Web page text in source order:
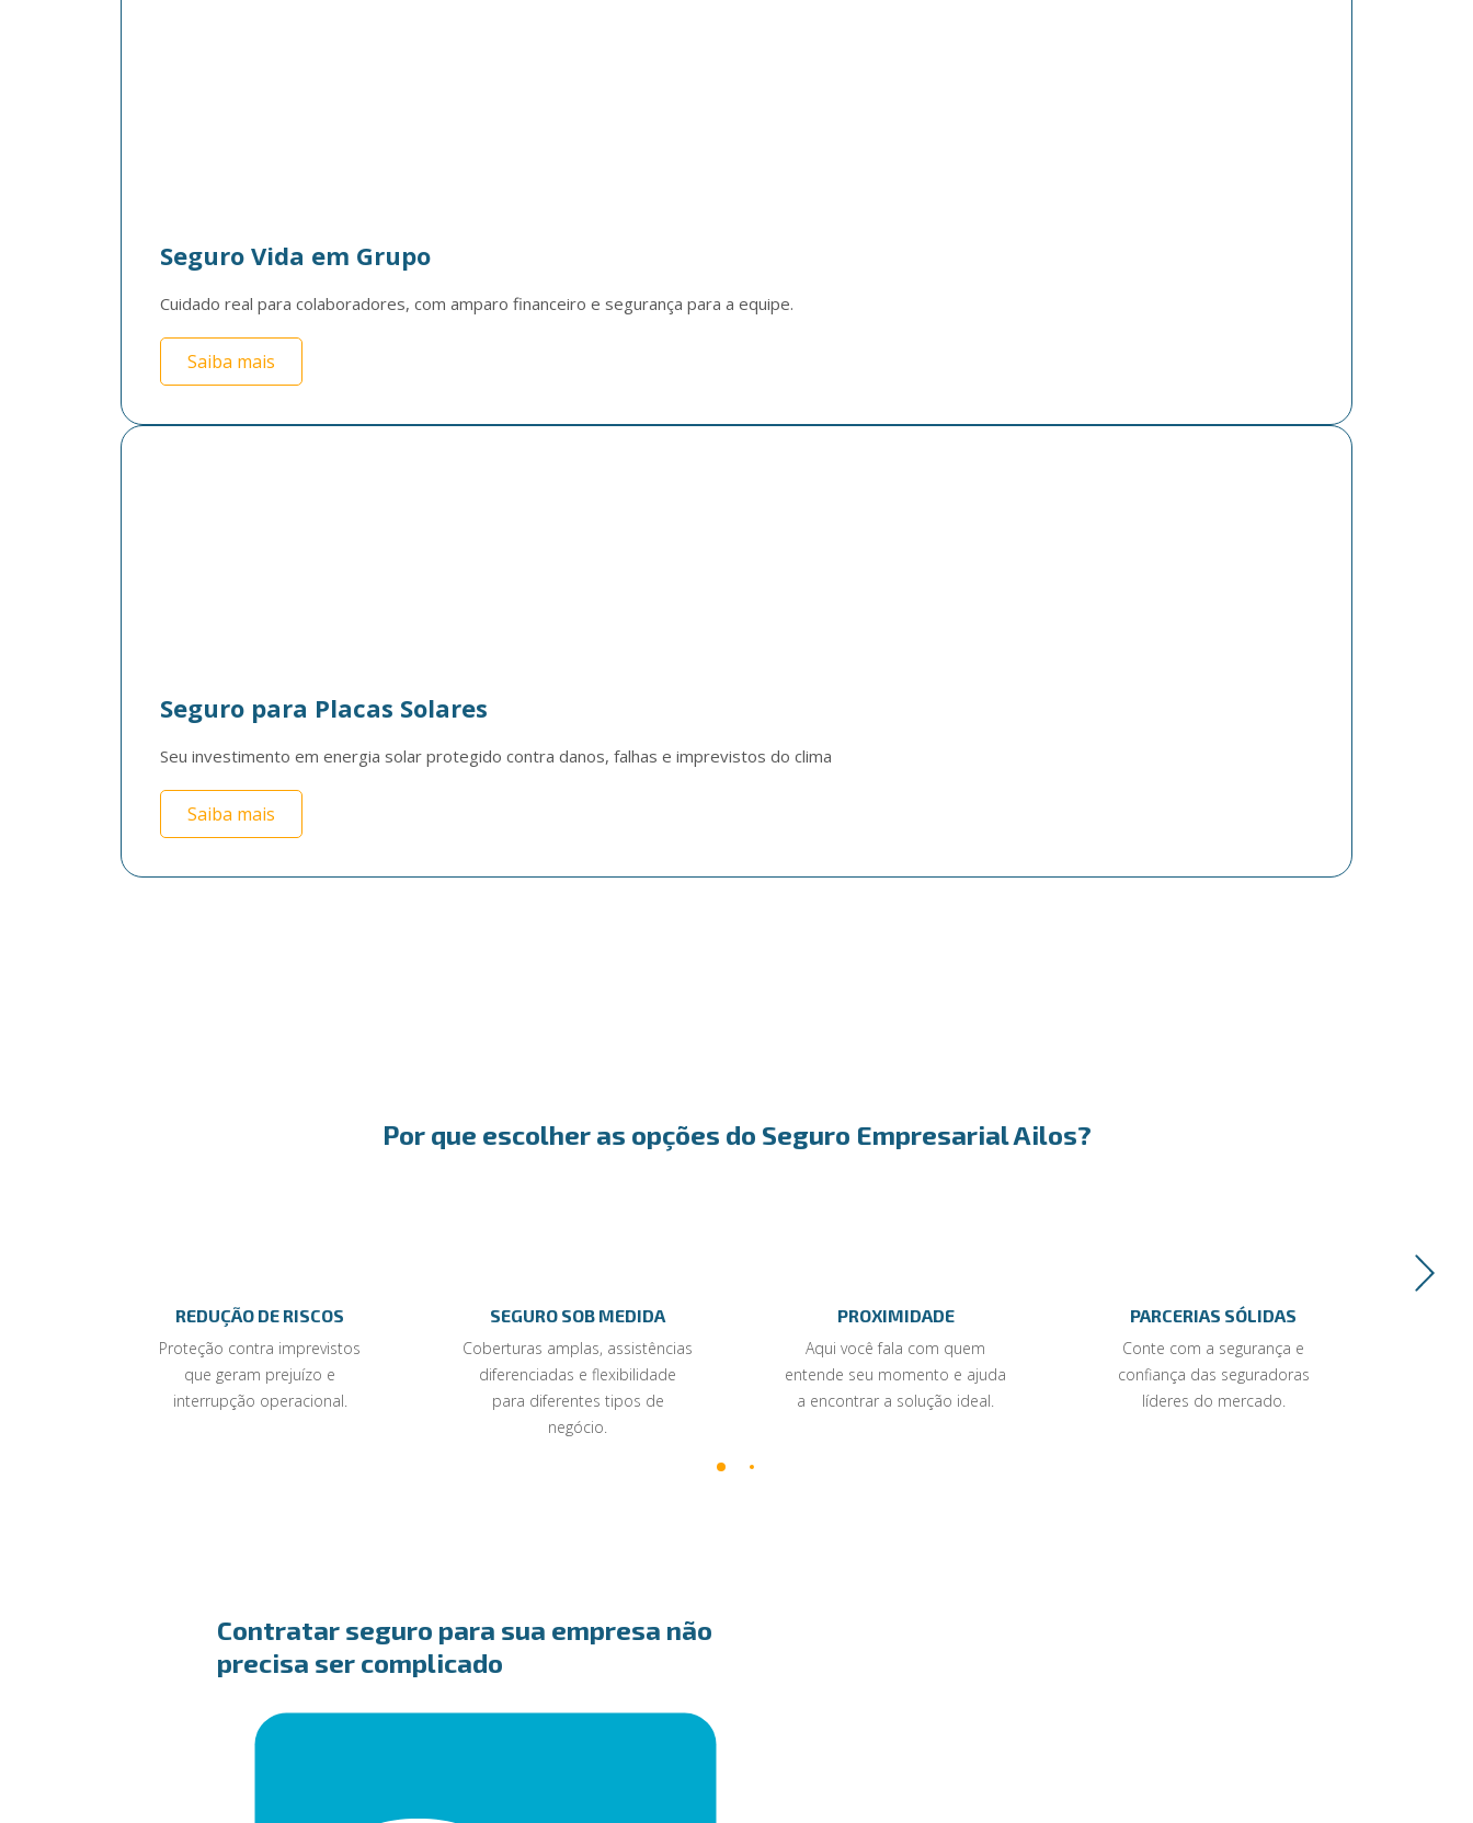
Seguro Vida em Grupo
Cuidado real para colaboradores, com amparo financeiro e segurança para a equipe.
Saiba mais
Seguro para Placas Solares
Seu investimento em energia solar protegido contra danos, falhas e imprevistos do clima
Saiba mais
Por que escolher as opções do Seguro Empresarial Ailos?
REDUÇÃO DE RISCOS
Proteção contra imprevistos
que geram prejuízo e
interrupção operacional.
SEGURO SOB MEDIDA
Coberturas amplas, assistências
diferenciadas e flexibilidade
para diferentes tipos de
negócio.
PROXIMIDADE
Aqui você fala com quem
entende seu momento e ajuda
a encontrar a solução ideal.
PARCERIAS SÓLIDAS
Conte com a segurança e
confiança das seguradoras
líderes do mercado.
Contratar seguro para sua empresa não
precisa ser complicado